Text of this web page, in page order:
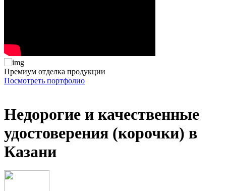
Премиум отделка продукции
Посмотреть портфолио
Недорогие и качественные
удостоверения (корочки) в
Казани